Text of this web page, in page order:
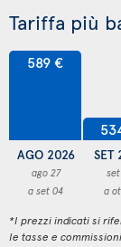
Tariffa più
589 €
AGO 2026
ago 27
a set 04
SET
a
*I prezzi indicati si
le tasse e commissioni